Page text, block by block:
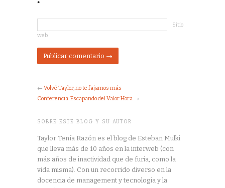
*
Sitio
web
← Volvé Taylor, no te fajamos más
Conferencia: Escapando del Valor Hora →
SOBRE ESTE BLOG Y SU AUTOR
Taylor Tenía Razón es el blog de Esteban Mulki
que lleva más de 10 años en la interweb (con
más años de inactividad que de furia, como la
vida misma). Con un recorrido diverso en la
docencia de management y tecnología y la